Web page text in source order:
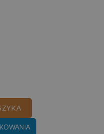
VERONA 105 CM